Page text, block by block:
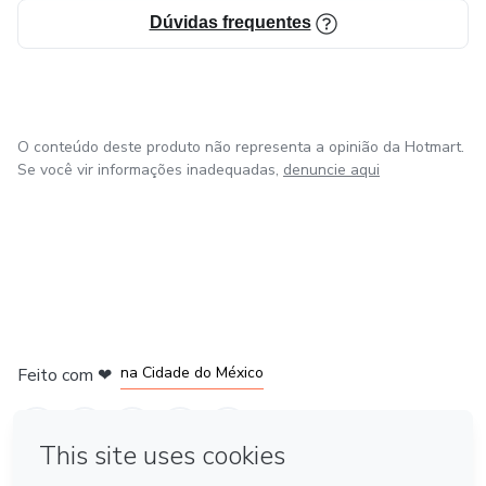
Dúvidas frequentes
O conteúdo deste produto não representa a opinião da Hotmart.
Se você vir informações inadequadas, denuncie aqui
Feito com ❤ na Cidade do México